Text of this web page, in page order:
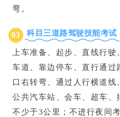
弯。
03 科目三道路驾驶技能考试
上车准备、起步、直线行
车道、靠边停车、直行通过
口右转弯、通过人行横道线
公共汽车站、会车、超车、
不少于3公里；不进行夜间